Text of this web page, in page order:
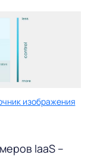
изображения
IaaS –